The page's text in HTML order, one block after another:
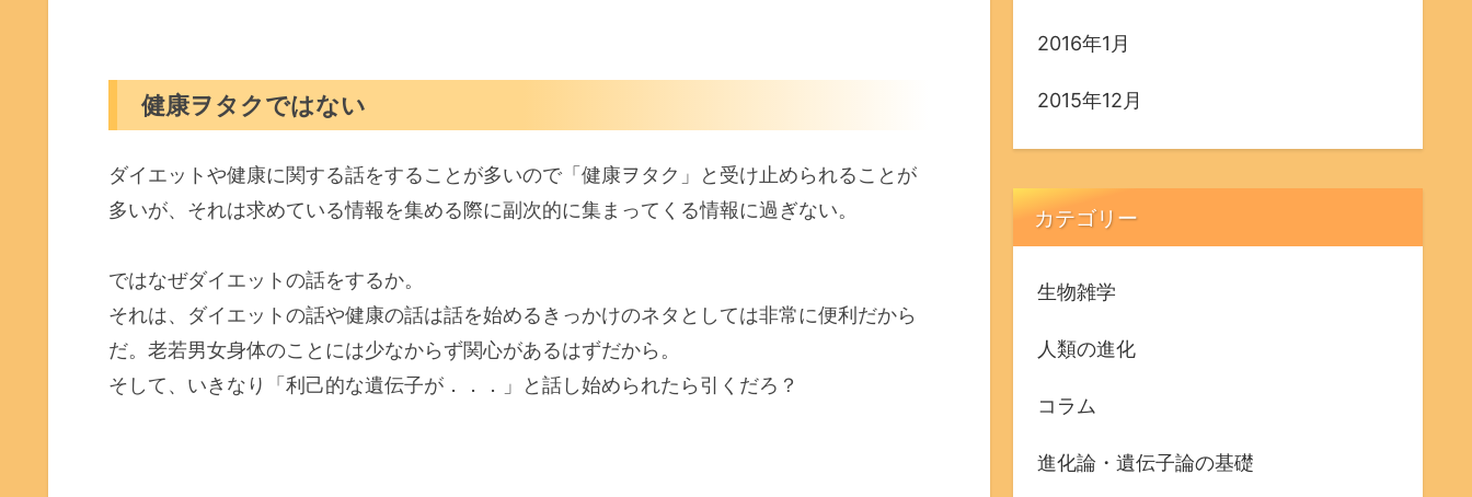
健康ヲタクではない
ダイエットや健康に関する話をすることが多いので「健康ヲタク」と受け止められることが
多いが、それは求めている情報を集める際に副次的に集まってくる情報に過ぎない。
ではなぜダイエットの話をするか。
それは、ダイエットの話や健康の話は話を始めるきっかけのネタとしては非常に便利だから
だ。老若男女身体のことには少なからず関心があるはずだから。
そして、いきなり「利己的な遺伝子が．．．」と話し始められたら引くだろ？
2016年1月
2015年12月
カテゴリー
生物雑学
人類の進化
コラム
進化論・遺伝子論の基礎